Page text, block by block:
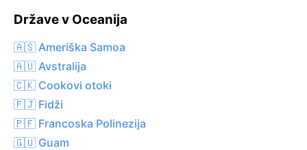
Države v Oceanija
🇦🇸 Ameriška Samoa
🇦🇺 Avstralija
🇨🇰 Cookovi otoki
🇫🇯 Fidži
🇵🇫 Francoska Polinezija
🇬🇺 Guam